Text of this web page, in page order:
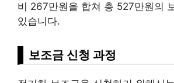
비 267만원을 합쳐 총 527만원의
있습니다.
보조금 신청 과정